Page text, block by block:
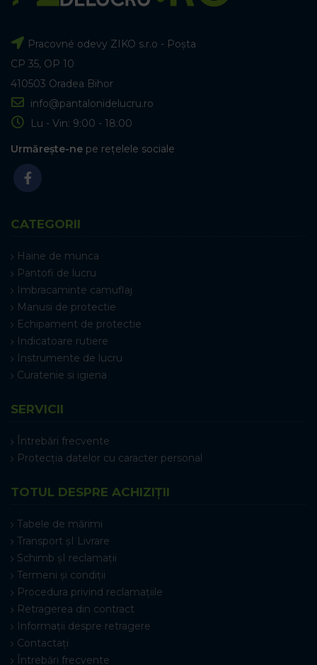
Pracovné odevy ZIKO s.r.o - Poșta
CP 35, OP 10
410503 Oradea Bihor
info@pantalonidelucru.ro
Lu - Vin: 9:00 - 18:00
Urmărește-ne pe rețelele sociale
CATEGORII
Haine de munca
Pantofi de lucru
Imbracaminte camuflaj
Manusi de protectie
Echipament de protectie
Indicatoare rutiere
Instrumente de lucru
Curatenie si igiena
SERVICII
Întrebări frecvente
Protecția datelor cu caracter personal
TOTUL DESPRE ACHIZIȚII
Tabele de mărimi
Transport șI Livrare
Schimb șI reclamații
Termeni și condiții
Procedura privind reclamațiile
Retragerea din contract
Informații despre retragere
Contactați
Întrebări frecvente